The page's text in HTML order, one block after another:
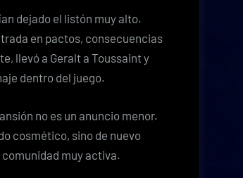
dejado el listón muy alto.
en pactos, consecuencias
llevó a Geralt a Toussaint y
dentro del juego.
no es un anuncio menor.
cosmético, sino de nuevo
muy activa.